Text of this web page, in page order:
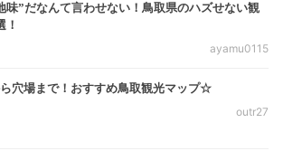
味”だなんて言わせない！鳥取県のハズせない観
！
ayamu0115
穴場まで！おすすめ鳥取観光マップ☆
outr27